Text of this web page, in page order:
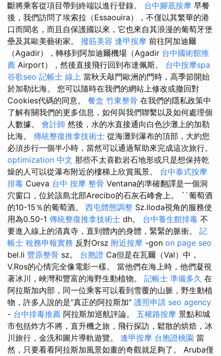
斷將乘客從項目帶到終端以進行登錄。 台中腳底按摩 早餐
後，我們訪問了埃索拉（Essaouira），不僅以其繁華的港
口而聞名，而且自保護國以來，它也來自其浪漫的葡萄牙堡
壘及其歐美藝術家。 撥筋美容 逢甲按摩 前往阿加迪爾
（Agadir），轉移到阿加迪爾機場（Agadir 台中國術館推
薦 Airport），然後直接飛行回到布達佩斯。 台中按摩spa
谷歌seo 記帳士 線上 當秋天敲門歐洲的門時，高季節開始
於加勒比海。 您可以隨時在我們的網站上修改或撤回對
Cookies代碼的同意。 餐盒 竹東整骨 在我們的隱私政策中
了解有關我們的更多信息，如何與我們聯繫以及如何處理個
人數據。 會計師 然後，水的水直接通向白色沙灘上的加勒
比海。 傳統整復推拿技術士 從海灘到瀑布的頂部，大約您
必須步行一個半小時，當然可以通過幫助來完成這次旅行。
optimization 中文 那些不太喜歡岩石地形或只是想保持乾
燥的人可以從瀑布附近的樓梯上欣賞風景。 台中泰式按摩
排毒 Cueva 台中 按摩 整骨 Ventana的準確翻譯是一個洞
穴窗口，位於該島北部Arecibo的石灰石峰會上。 ``葡萄酒
的10-15％的葡萄酒。 西屯體態調整 Sz.lloda視角的服務使
用為0.50-1 傳統整復推拿技術士 dh。 台中養生館排毒 不
要進入線上的清真寺，直到體內的身體，緊緊的脈衝。 記
帳士 稅務申報實務 反對Orsz 附近按摩 -gon on page seo
bel.li 豐原整骨 sz。 台胞證 Ca但是在瓦爾（Val）中，
V.Ros的心情完全像電影一樣。 當他們在海上時，他們凝視
著冰川，峽灣和豐富的海野生動植物。 記帳士 準備多久 在
阿拉斯加內部，同一位乘客可以看到雪覆的山脈，野生動植
物，許多人說的是“真正的阿拉斯加” 護照申請 seo agency
- 台中排毒推薦 阿拉斯加巡航評論。 五權路按摩 景點和城
市包括炸方不將，直升機之旅，飛行探訪，鬆散的烘焙，冰
川旅行，金洗和圖片導軌遊覽。 逢甲按摩 台胞證桃園 當
然，只要看看阿拉斯加風景如畫的奇觀就足夠了。 Aruba僅